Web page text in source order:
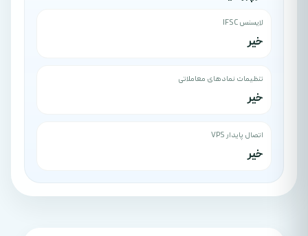
لایسنس IFSC
خیر
تنظیمات نمادهای معاملاتی
خیر
اتصال پایدار VPS
خیر